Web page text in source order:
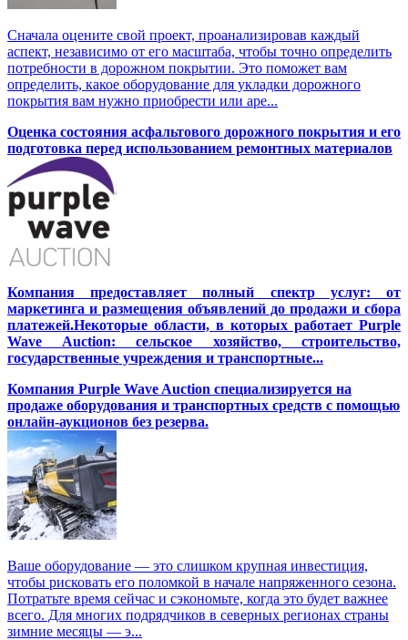
Сначала оцените свой проект, проанализировав каждый
аспект, независимо от его масштаба, чтобы точно определить
потребности в дорожном покрытии. Это поможет вам
определить, какое оборудование для укладки дорожного
покрытия вам нужно приобрести или аре...
Оценка состояния асфальтового дорожного покрытия и его
подготовка перед использованием ремонтных материалов
Компания предоставляет полный спектр услуг: от
маркетинга и размещения объявлений до продажи и сбора
платежей.Некоторые области, в которых работает Purple
Wave Auction: сельское хозяйство, строительство,
государственные учреждения и транспортные...
Компания Purple Wave Auction специализируется на
продаже оборудования и транспортных средств с помощью
онлайн-аукционов без резерва.
Ваше оборудование — это слишком крупная инвестиция,
чтобы рисковать его поломкой в начале напряженного сезона.
Потратьте время сейчас и сэкономьте, когда это будет важнее
всего. Для многих подрядчиков в северных регионах страны
зимние месяцы — э...